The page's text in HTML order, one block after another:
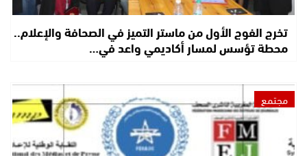
تخرج الفوج الأول من ماستر التميز في الصحافة والإعلام..
محطة تؤسس لمسار أكاديمي واعد في…
مجتمع